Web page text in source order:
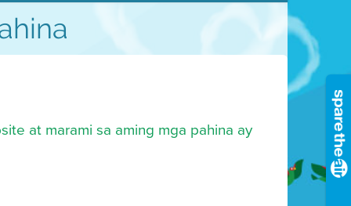
at marami sa aming mga pahina ay